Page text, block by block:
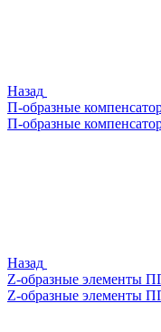
Назад
П-образные
П-образные
Назад
Z-образные элементы
Z-образные элементы